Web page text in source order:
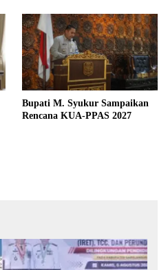
Bupati M. Syukur Sampaikan
Rencana KUA-PPAS 2027